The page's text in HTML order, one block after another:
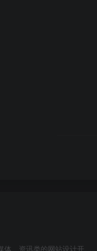
体、资讯类的网站设计开